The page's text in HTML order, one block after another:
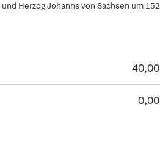
Herzog Johanns von Sachsen um